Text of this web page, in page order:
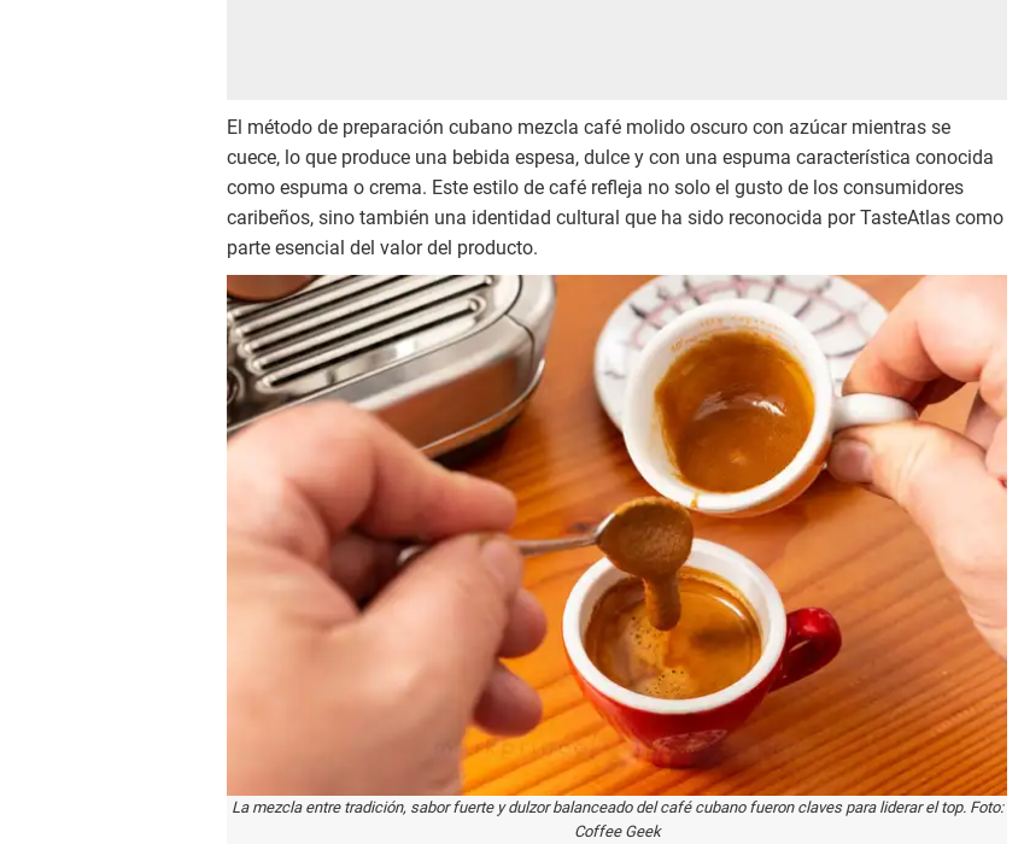
El método de preparación cubano mezcla café molido oscuro con azúcar mientras se
cuece, lo que produce una bebida espesa, dulce y con una espuma característica conocida
como espuma o crema. Este estilo de café refleja no solo el gusto de los consumidores
caribeños, sino también una identidad cultural que ha sido reconocida por TasteAtlas como
parte esencial del valor del producto.
La mezcla entre tradición, sabor fuerte y dulzor balanceado del café cubano fueron claves para liderar el top. Foto:
Coffee Geek